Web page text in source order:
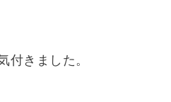
付きました。